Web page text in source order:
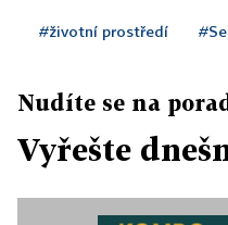
#životní prostředí
Nudíte se na
Vyřešte